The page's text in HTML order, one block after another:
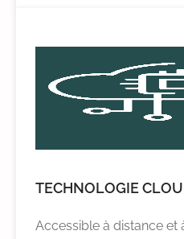
TECHNOLOGIE
Accessible à distance et